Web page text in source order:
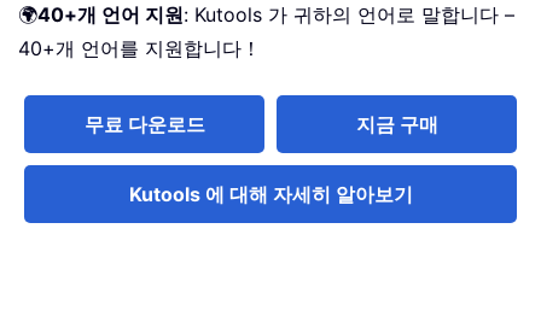
🌍40+개 언어 지원: Kutools 가 귀하의 언어로 말합니다 –
40+개 언어를 지원합니다！
무료 다운로드 지금 구매
Kutools 에 대해 자세히 알아보기